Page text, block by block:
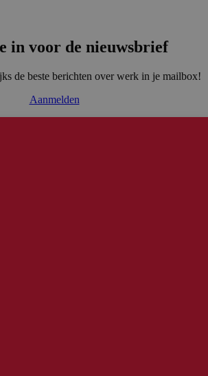
in voor de nieuwsbrief
de beste berichten over werk in je mailbox!
Aanmelden